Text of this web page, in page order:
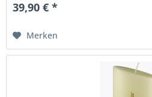
39,90 € *
Merken